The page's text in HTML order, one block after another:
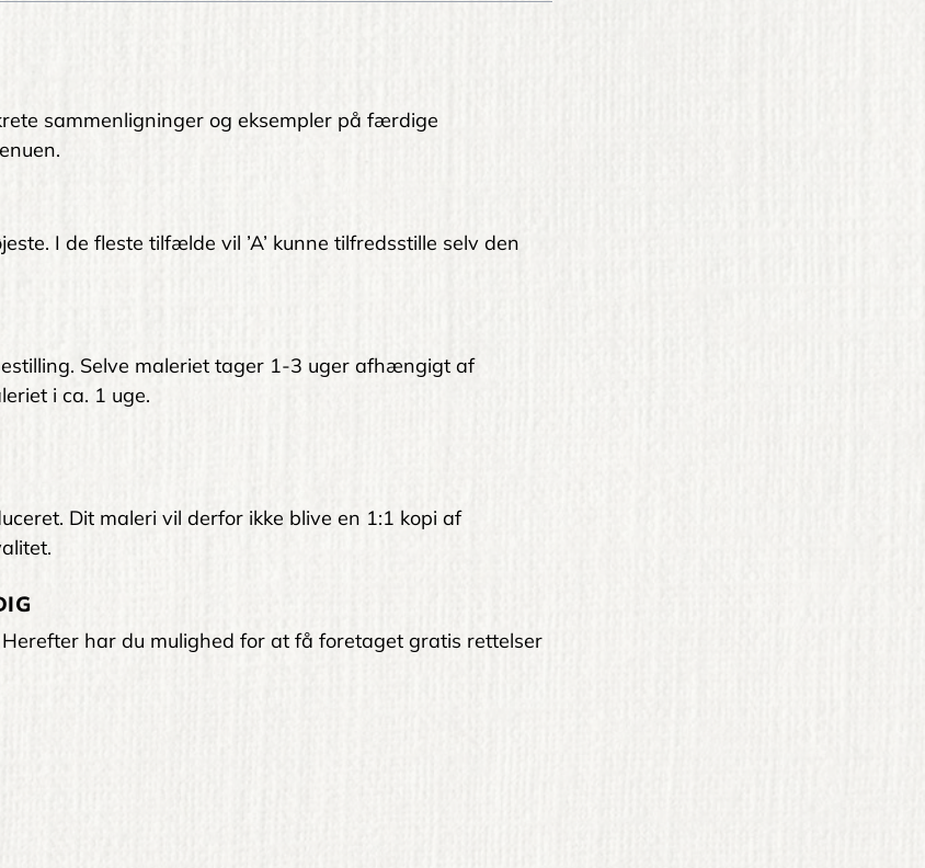
sammenligninger og eksempler på færdige
I de fleste tilfælde vil ’A’ kunne tilfredsstille selv den
Selve maleriet tager 1-3 uger afhængigt af
i ca. 1 uge.
Dit maleri vil derfor ikke blive en 1:1 kopi af
har du mulighed for at få foretaget gratis rettelser